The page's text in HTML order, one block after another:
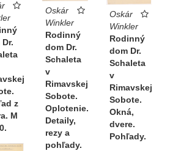
z
M
Oskár
Winkler
Rodinný
dom Dr.
Schaleta
v
Rimavskej
Sobote.
Oplotenie.
Detaily,
rezy a
pohľady.
Oskár
Winkler
Rodinný
dom Dr.
Schaleta
v
Rimavskej
Sobote.
Okná,
dvere.
Pohľady.